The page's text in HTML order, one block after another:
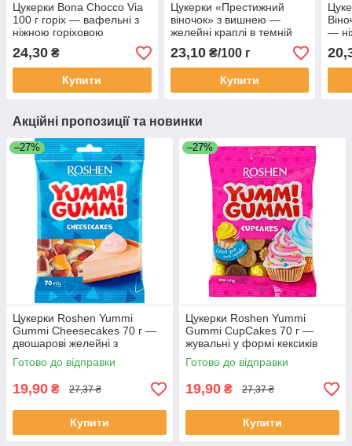
Цукерки Bona Chocco Via
100 г горіх — вафельні з
ніжною горіховою
начинкою в кондитерській
глазурі
24,30 ₴
Купити
Цукерки «Престижний
віночок» з вишнею —
желейні краплі в темній
глазурі, вагові 100 г
23,10₴/100 г
Купити
—
Акційні пропозиції та новинки
–27%
Цукерки Roshen Yummi
Gummi Cheesecakes 70 г —
двошарові желейні з
вершковим смаком чізкейку
Готово до відправки
19,90 ₴ 27,37 ₴
Купити
–27%
Цукерки Roshen Yummi
Gummi CupCakes 70 г —
жувальні у формі кексиків
Готово до відправки
19,90 ₴ 27,37 ₴
Купити